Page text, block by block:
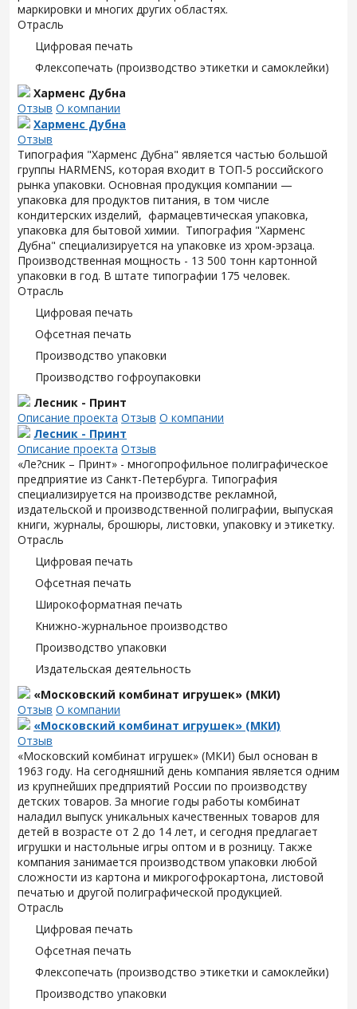
маркировки и многих других областях.
Отрасль
Цифровая печать
Флексопечать (производство этикетки и самоклейки)
Харменс Дубна
Отзыв О компании
Харменс Дубна
Отзыв
Типография "Харменс Дубна" является частью большой
группы HARMENS, которая входит в ТОП-5 российского
рынка упаковки. Основная продукция компании —
упаковка для продуктов питания, в том числе
кондитерских изделий, фармацевтическая упаковка,
упаковка для бытовой химии. Типография "Харменс
Дубна" специализируется на упаковке из хром-эрзаца.
Производственная мощность - 13 500 тонн картонной
упаковки в год. В штате типографии 175 человек.
Отрасль
Цифровая печать
Офсетная печать
Производство упаковки
Производство гофроупаковки
Лесник - Принт
Описание проекта Отзыв О компании
Лесник - Принт
Описание проекта Отзыв
«Ле?сник – Принт» - многопрофильное полиграфическое
предприятие из Санкт-Петербурга. Типография
специализируется на производстве рекламной,
издательской и производственной полиграфии, выпуская
книги, журналы, брошюры, листовки, упаковку и этикетку.
Отрасль
Цифровая печать
Офсетная печать
Широкоформатная печать
Книжно-журнальное производство
Производство упаковки
Издательская деятельность
«Московский комбинат игрушек» (МКИ)
Отзыв О компании
«Московский комбинат игрушек» (МКИ)
Отзыв
«Московский комбинат игрушек» (МКИ) был основан в
1963 году. На сегодняшний день компания является одним
из крупнейших предприятий России по производству
детских товаров. За многие годы работы комбинат
наладил выпуск уникальных качественных товаров для
детей в возрасте от 2 до 14 лет, и сегодня предлагает
игрушки и настольные игры оптом и в розницу. Также
компания занимается производством упаковки любой
сложности из картона и микрогофрокартона, листовой
печатью и другой полиграфической продукцией.
Отрасль
Цифровая печать
Офсетная печать
Флексопечать (производство этикетки и самоклейки)
Производство упаковки